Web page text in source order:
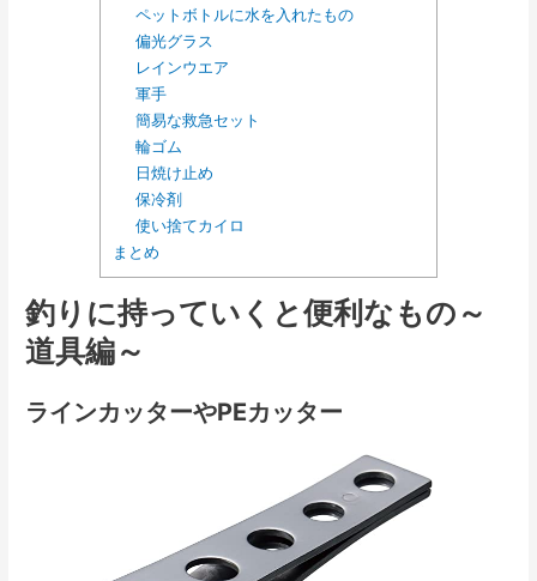
ペットボトルに水を入れたもの
偏光グラス
レインウエア
軍手
簡易な救急セット
輪ゴム
日焼け止め
保冷剤
使い捨てカイロ
まとめ
釣りに持っていくと便利なもの～
道具編～
ラインカッターやPEカッター